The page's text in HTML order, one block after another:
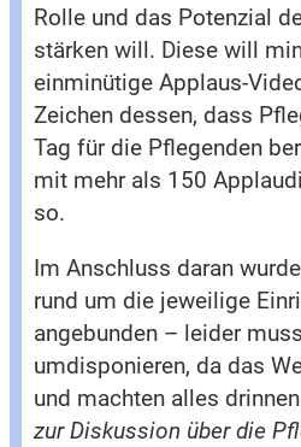
Rolle und das Potenzial
stärken will. Diese will
einminütige Applaus-
Zeichen dessen, dass
Tag für die Pflegenden
mit mehr als 150
so.
Im Anschluss daran
rund um die jeweilige
angebunden – leider
umdisponieren, da das
und machten alles
zur Diskussion über die